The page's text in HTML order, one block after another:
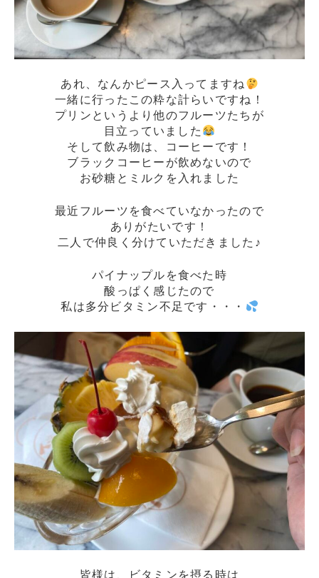
あれ、なんかピース入ってますね
一緒に行ったこの粋な計らいですね！
プリンというより他のフルーツたちが
目立っていました
そして飲み物は、コーヒーです！
ブラックコーヒーが飲めないので
お砂糖とミルクを入れました
最近フルーツを食べていなかったので
ありがたいです！
二人で仲良く分けていただきました♪
パイナップルを食べた時
酸っぱく感じたので
私は多分ビタミン不足です・・・
皆様は、ビタミンを摂る時は